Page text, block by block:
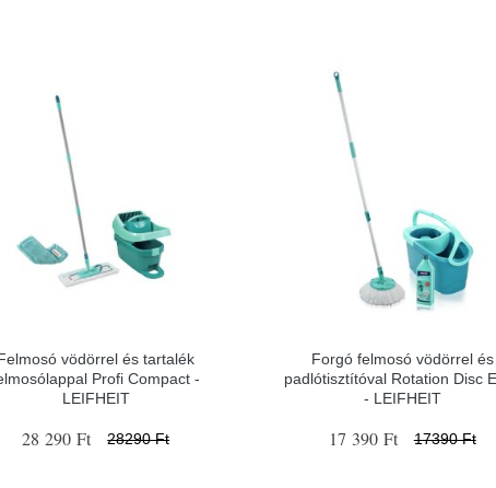
vödörrel és tartalék
Profi Compact -
LEIFHEIT
28 290 Ft 28290 Ft
Forgó felmosó vödörrel és
padlótisztítóval Rotation Disc
- LEIFHEIT
17 390 Ft 17390 Ft